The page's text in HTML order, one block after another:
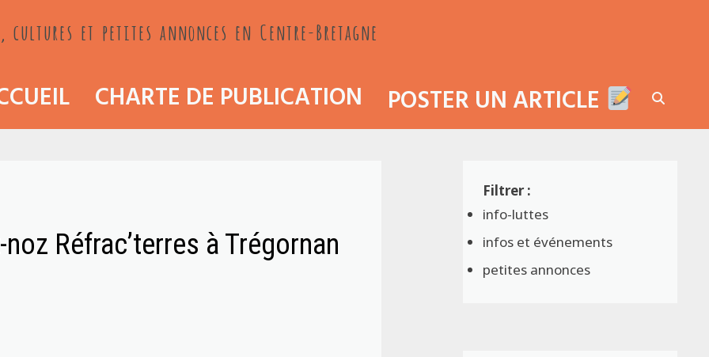
et petites annonces en Centre-Bretagne
CHARTE DE PUBLICATION POSTER UN ARTICLE
Réfrac’terres à Trégornan
info-luttes
infos et événements
petites annonces